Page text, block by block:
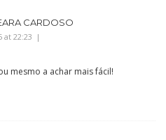
CARDOSO
at 22:23
mesmo a achar mais fácil!